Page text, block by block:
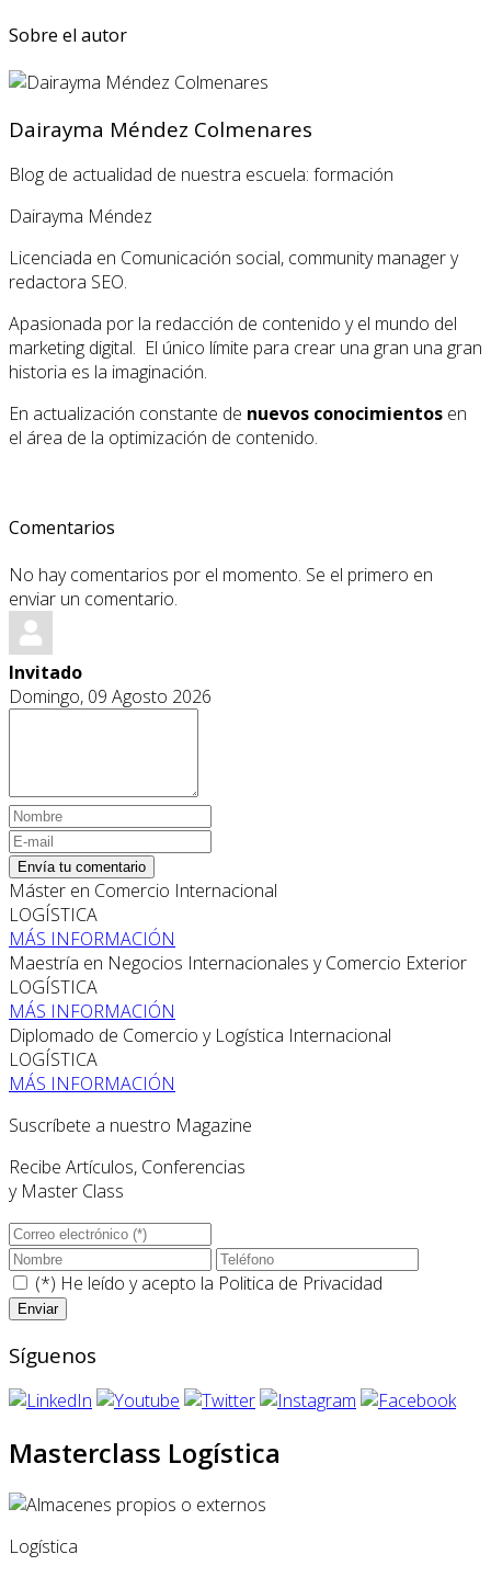
Sobre el autor
Dairayma Méndez Colmenares
Blog de actualidad de nuestra escuela: formación
Dairayma Méndez
Licenciada en Comunicación social, community manager y
redactora SEO.
Apasionada por la redacción de contenido y el mundo del
marketing digital. El único límite para crear una gran una gran
historia es la imaginación.
En actualización constante de nuevos conocimientos en
el área de la optimización de contenido.
Comentarios
No hay comentarios por el momento. Se el primero en
enviar un comentario.
Invitado
Domingo, 09 Agosto 2026
Envía tu comentario
Máster en Comercio Internacional
LOGÍSTICA
MÁS INFORMACIÓN
Maestría en Negocios Internacionales y Comercio Exterior
LOGÍSTICA
MÁS INFORMACIÓN
Diplomado de Comercio y Logística Internacional
LOGÍSTICA
MÁS INFORMACIÓN
Suscríbete a nuestro Magazine
Recibe Artículos, Conferencias
y Master Class
(*) He leído y acepto la Politica de Privacidad
Síguenos
Masterclass Logística
Logística